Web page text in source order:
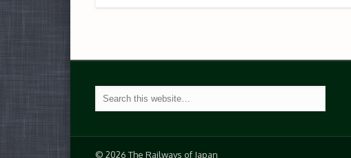
© 2026 The Railways of Japan